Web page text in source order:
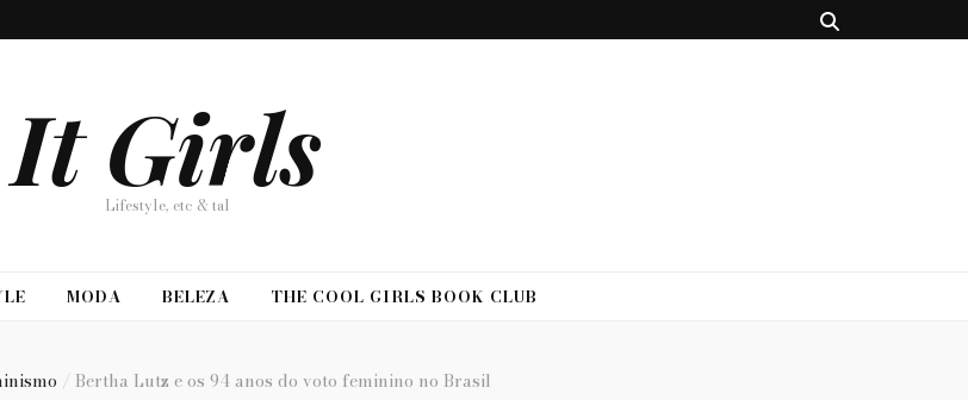
It Girls
Lifestyle, etc & tal
MODA BELEZA THE COOL GIRLS BOOK CLUB
/ Bertha Lutz e os 94 anos do voto feminino no Brasil